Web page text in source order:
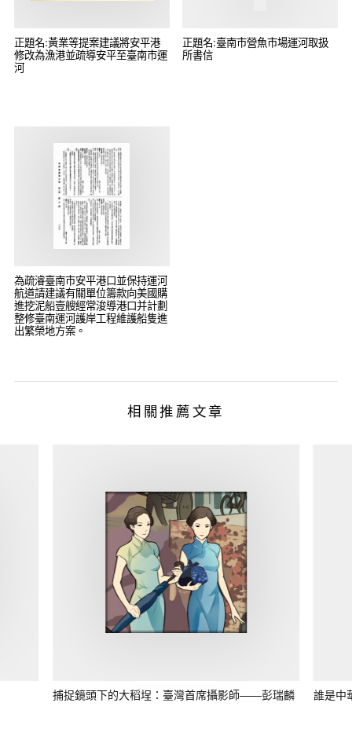
正題名:黃業等提案建議將安平港
修改為漁港並疏導安平至臺南市運
河
正題名:臺南市營魚市場運河取扱
所書信
為疏濬臺南市安平港口並保持運河
航道請建議有關單位籌款向美國購
進挖泥船壹艘經常浚導港口并計劃
整修臺南運河護岸工程維護船隻進
出繁榮地方案。
相關推薦文章
捕捉鏡頭下的大稻埕：臺灣首席攝影師——彭瑞麟 誰是中